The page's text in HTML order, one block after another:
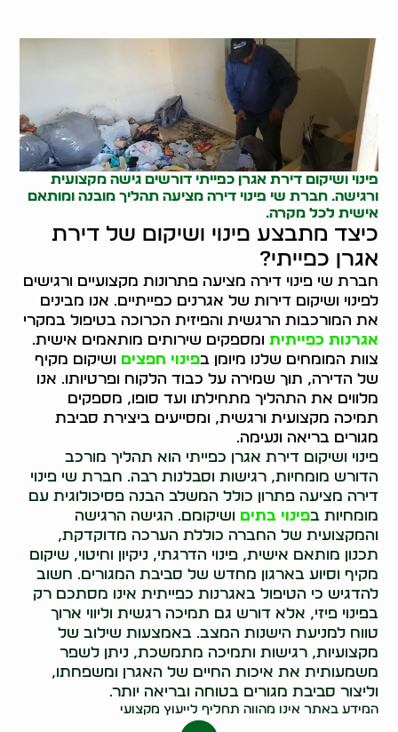
פינוי ושיקום דירת אגרן כפייתי דורשים גישה מקצועית
ורגישה. חברת שי פינוי דירה מציעה תהליך מובנה ומותאם
אישית לכל מקרה.
כיצד מתבצע פינוי ושיקום של דירת
אגרן כפייתי?
חברת שי פינוי דירה מציעה פתרונות מקצועיים ורגישים
לפינוי ושיקום דירות של אגרנים כפייתיים. אנו מבינים
את המורכבות הרגשית והפיזית הכרוכה בטיפול במקרי
אגרנות כפייתית ומספקים שירותים מותאמים אישית.
צוות המומחים שלנו מיומן בפינוי חפצים ושיקום מקיף
של הדירה, תוך שמירה על כבוד הלקוח ופרטיותו. אנו
מלווים את התהליך מתחילתו ועד סופו, מספקים
תמיכה מקצועית ורגשית, ומסייעים ביצירת סביבת
מגורים בריאה ונעימה.
פינוי ושיקום דירת אגרן כפייתי הוא תהליך מורכב
הדורש מומחיות, רגישות וסבלנות רבה. חברת שי פינוי
דירה מציעה פתרון כולל המשלב הבנה פסיכולוגית עם
מומחיות בפינוי בתים ושיקומם. הגישה הרגישה
והמקצועית של החברה כוללת הערכה מדוקדקת,
תכנון מותאם אישית, פינוי הדרגתי, ניקיון וחיטוי, שיקום
מקיף וסיוע בארגון מחדש של סביבת המגורים. חשוב
להדגיש כי הטיפול באגרנות כפייתית אינו מסתכם רק
בפינוי פיזי, אלא דורש גם תמיכה רגשית וליווי ארוך
טווח למניעת הישנות המצב. באמצעות שילוב של
מקצועיות, רגישות ותמיכה מתמשכת, ניתן לשפר
משמעותית את איכות החיים של האגרן ומשפחתו,
וליצור סביבת מגורים בטוחה ובריאה יותר.
המידע באתר אינו מהווה תחליף לייעוץ מקצועי